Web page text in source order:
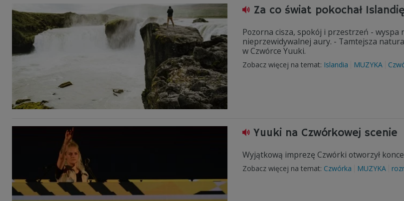
Za co świat pokochał
Pozorna cisza, spokój i przestrzeń - wyspa
nieprzewidywalnej aury. - Tamtejsza
w Czwórce Yuuki.
Zobacz więcej na temat: Islandia MUZYKA
Yuuki na Czwórkowej scenie
Wyjątkową imprezę Czwórki otworzył
Zobacz więcej na temat: Czwórka MUZYKA